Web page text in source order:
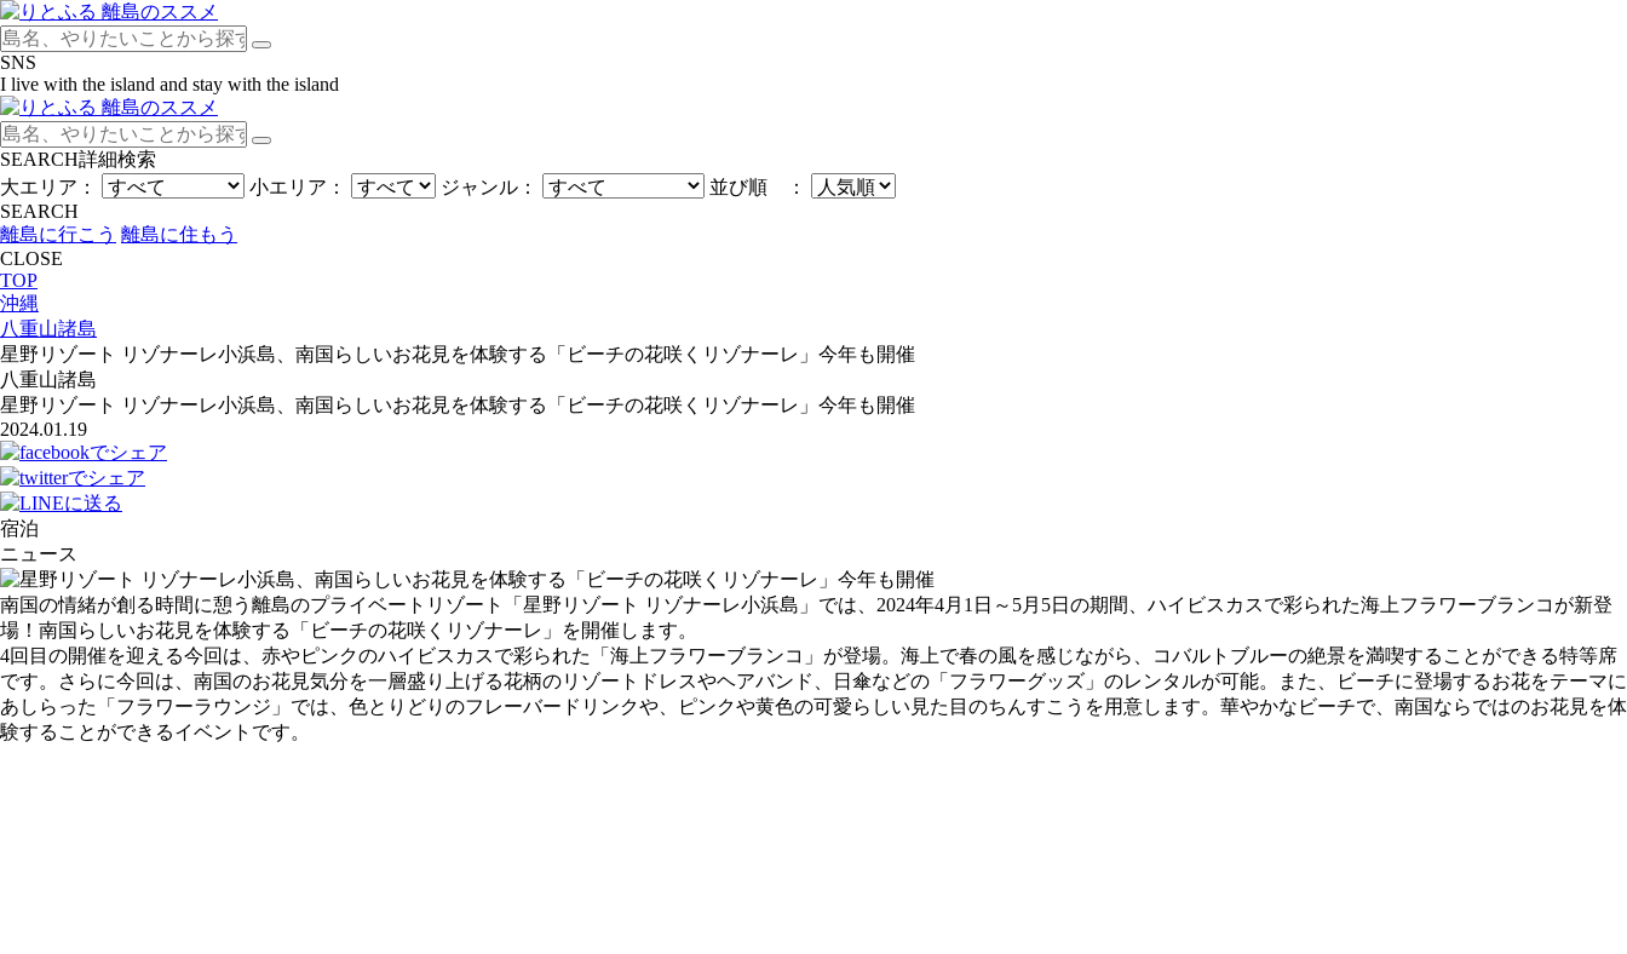
SNS
I live with the island and stay with the island
SEARCH詳細検索
大エリア：
小エリア： ジャンル：
並び順 ：
SEARCH
離島に行こう 離島に住もう
CLOSE
TOP
沖縄
八重山諸島
星野リゾート リゾナーレ小浜島、南国らしいお花見を体験する「ビーチの花咲くリゾナーレ」今年も開催
八重山諸島
星野リゾート リゾナーレ小浜島、南国らしいお花見を体験する「ビーチの花咲くリゾナーレ」今年も開催
2024.01.19
宿泊
ニュース
南国の情緒が創る時間に憩う離島のプライベートリゾート「星野リゾート リゾナーレ小浜島」では、2024年4月1日～5月5日の期間、ハイビスカスで彩られた海上フラワーブランコが新登
場！南国らしいお花見を体験する「ビーチの花咲くリゾナーレ」を開催します。
4回目の開催を迎える今回は、赤やピンクのハイビスカスで彩られた「海上フラワーブランコ」が登場。海上で春の風を感じながら、コバルトブルーの絶景を満喫することができる特等席
です。さらに今回は、南国のお花見気分を一層盛り上げる花柄のリゾートドレスやヘアバンド、日傘などの「フラワーグッズ」のレンタルが可能。また、ビーチに登場するお花をテーマに
あしらった「フラワーラウンジ」では、色とりどりのフレーバードリンクや、ピンクや黄色の可愛らしい見た目のちんすこうを用意します。華やかなビーチで、南国ならではのお花見を体
験することができるイベントです。